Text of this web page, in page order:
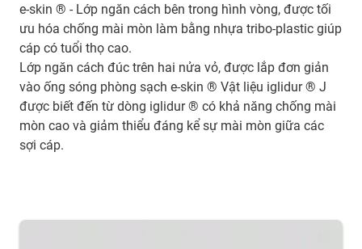
e-skin ® - Lớp ngăn cách bên trong hình vòng, được tối
ưu hóa chống mài mòn làm bằng nhựa tribo-plastic giúp
cáp có tuổi thọ cao.
Lớp ngăn cách đúc trên hai nửa vỏ, được lắp đơn giản
vào ống sóng phòng sạch e-skin ® Vật liệu iglidur ® J
được biết đến từ dòng iglidur ® có khả năng chống mài
mòn cao và giảm thiểu đáng kể sự mài mòn giữa các
sợi cáp.